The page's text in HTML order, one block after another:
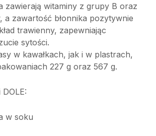
zawierają witaminy z grupy B oraz
a zawartość błonnika pozytywnie
trawienny, zapewniając
sytości.
w kawałkach, jak i w plastrach,
227 g oraz 567 g.
w soku